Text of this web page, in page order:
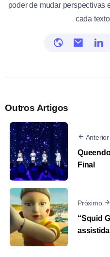
poder de mudar perspectivas
cada
Outros Artigos
Anterior
Final
Próximo
“Squid